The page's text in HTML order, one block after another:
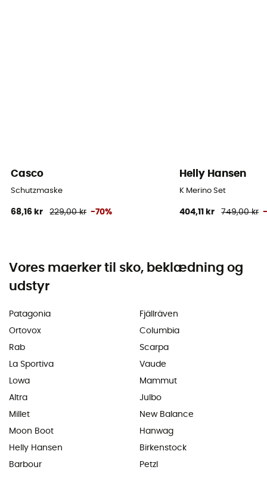
Casco
Schutzmaske
68,16 kr 229,00 kr -70%
Helly Hansen
K Merino Set
404,11 kr 749,00 kr
Vores maerker til sko, beklædning og
udstyr
Patagonia
Ortovox
Rab
La Sportiva
Lowa
Altra
Millet
Moon Boot
Helly Hansen
Barbour
Fjällräven
Columbia
Scarpa
Vaude
Mammut
Julbo
New Balance
Hanwag
Birkenstock
Petzl